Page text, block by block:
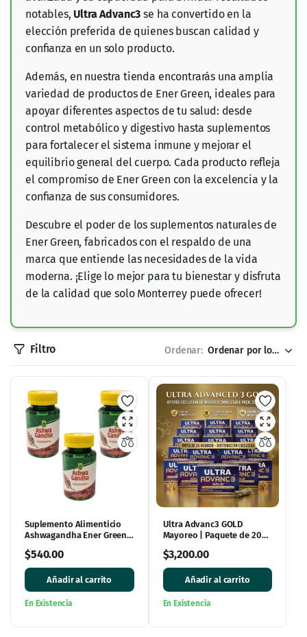
notables,Ultra Advanc3 se ha convertido en la
elección preferida de quienes buscan calidad y
confianza en un solo producto.
Además, en nuestra tienda encontrarás una amplia
variedad de productos de Ener Green, ideales para
apoyar diferentes aspectos de tu salud: desde
control metabólico y digestivo hasta suplementos
para fortalecer el sistema inmune y mejorar el
equilibrio general del cuerpo. Cada producto refleja
el compromiso de Ener Green con la excelencia y la
confianza de sus consumidores.
Descubre el poder de los suplementos naturales de
Ener Green, fabricados con el respaldo de una
marca que entiende las necesidades de la vida
moderna. ¡Elige lo mejor para tu bienestar y disfruta
de la calidad que solo Monterrey puede ofrecer!
Filtro Ordenar:
Suplemento Alimenticio
Ashwagandha Ener Green –
$540.00
Añadir al carrito
En Existencia
Ultra Advanc3 GOLD
Mayoreo | Paquete de 20
$3,200.00
Añadir al carrito
En Existencia